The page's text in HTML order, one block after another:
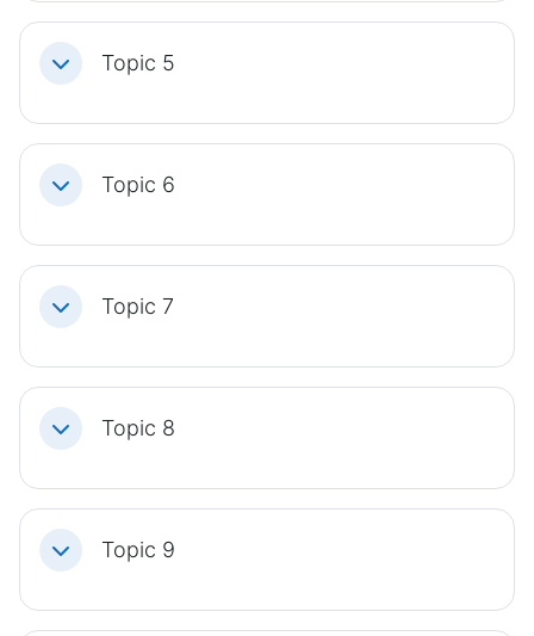
Einklappen
Topic 5
Einklappen
Topic 6
Einklappen
Topic 7
Einklappen
Topic 8
Einklappen
Topic 9